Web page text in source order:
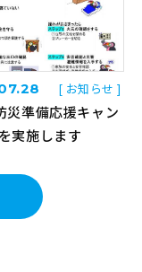
[ お知らせ ]
災準備応援キャン
実施します